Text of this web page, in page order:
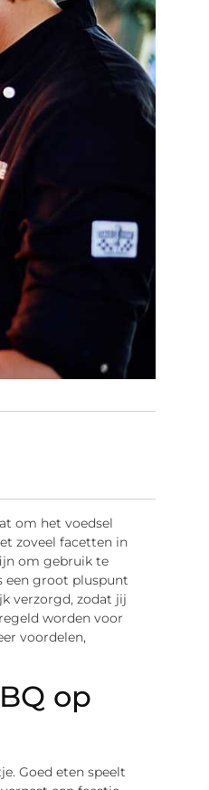
om het voedsel
zoveel facetten in
om gebruik te
een groot pluspunt
verzorgd, zodat jij
worden voor
voordelen,
op
Goed eten speelt